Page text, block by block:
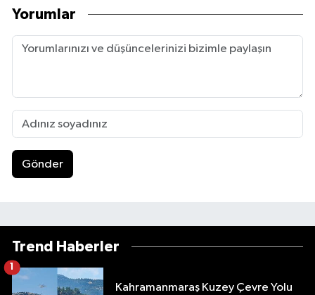
Yorumlar
Gönder
Trend Haberler
Kahramanmaraş Kuzey Çevre Yolu
1